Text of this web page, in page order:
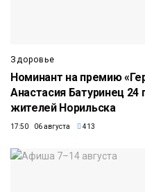
Здоровье
Номинант на премию
Анастасия Батуринец 24
жителей Норильска
17:50 06 августа 413